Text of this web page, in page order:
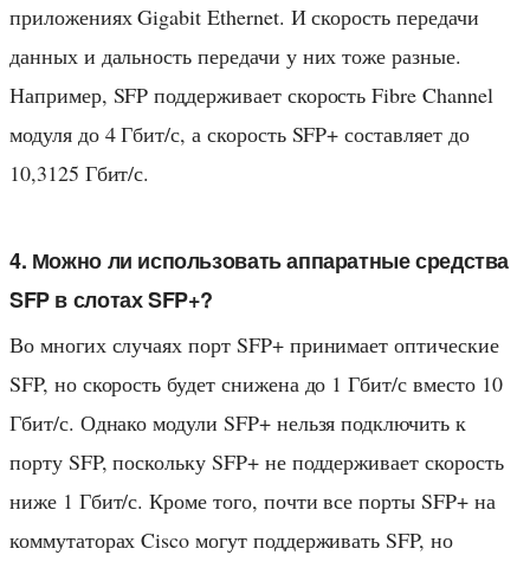
приложениях Gigabit Ethernet. И скорость передачи
данных и дальность передачи у них тоже разные.
Например, SFP поддерживает скорость Fibre Channel
модуля до 4 Гбит/с, а скорость SFP+ составляет до
10,3125 Гбит/с.
4. Можно ли использовать аппаратные средства
SFP в слотах SFP+?
Во многих случаях порт SFP+ принимает оптические
SFP, но скорость будет снижена до 1 Гбит/с вместо 10
Гбит/с. Однако модули SFP+ нельзя подключить к
порту SFP, поскольку SFP+ не поддерживает скорость
ниже 1 Гбит/с. Кроме того, почти все порты SFP+ на
коммутаторах Cisco могут поддерживать SFP, но